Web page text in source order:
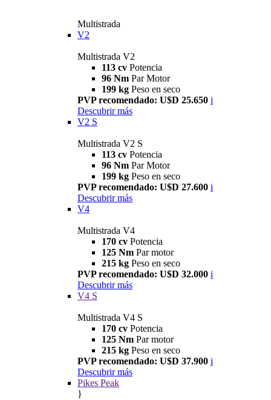
Multistrada
V2
Multistrada V2
113 cv Potencia
96 Nm Par Motor
199 kg Peso en seco
PVP recomendado: U$D 25.650 i
Descubrir más
V2 S
Multistrada V2 S
113 cv Potencia
96 Nm Par Motor
199 kg Peso en seco
PVP recomendado: U$D 27.600 i
Descubrir más
V4
Multistrada V4
170 cv Potencia
125 Nm Par motor
215 kg Peso en seco
PVP recomendado: U$D 32.000 i
Descubrir más
V4 S
Multistrada V4 S
170 cv Potencia
125 Nm Par motor
215 kg Peso en seco
PVP recomendado: U$D 37.900 i
Descubrir más
Pikes Peak
}